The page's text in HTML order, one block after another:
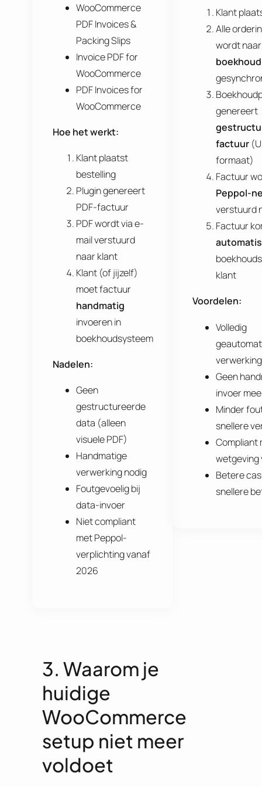
WooCommerce
PDF Invoices &
Packing Slips
Invoice PDF for
WooCommerce
PDF Invoices for
WooCommerce
Hoe het werkt:
Klant plaatst
bestelling
Plugin genereert
PDF-factuur
PDF wordt via e-
mail verstuurd
naar klant
Klant (of jijzelf)
moet factuur
handmatig
invoeren in
boekhoudsysteem
Nadelen:
Geen
gestructureerde
data (alleen
visuele PDF)
Handmatige
verwerking nodig
Foutgevoelig bij
data-invoer
Niet compliant
met Peppol-
verplichting vanaf
2026
Klant
Alle
wordt
genereert
factuur
formaat)
Factuur
Peppol-
verstuurd
Factuur
klant
Voordelen:
Volledig
verwerking
Geen
invoer
Minder
snellere
Compliant
wetgeving
Betere
snellere
3. Waarom je
huidige
WooCommerce
setup niet meer
voldoet